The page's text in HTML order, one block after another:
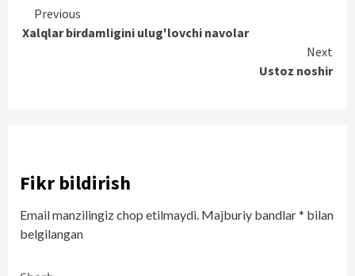
Continue
Reading
Previous
Xalqlar birdamligini ulug'lovchi navolar
Next
Ustoz noshir
Fikr bildirish
Email manzilingiz chop etilmaydi. Majburiy bandlar* bilan
belgilangan